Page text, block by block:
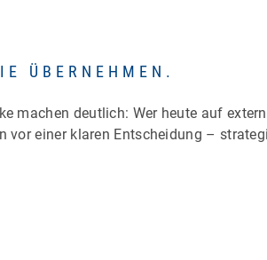
ÜBERNEHMEN.
machen deutlich: Wer heute auf
vor einer klaren Entscheidung –